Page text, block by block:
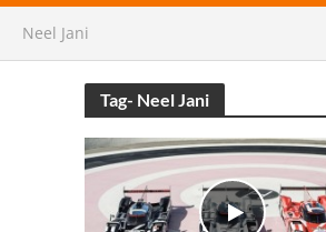
Neel Jani
Tag- Neel Jani